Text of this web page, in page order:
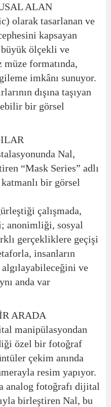
ALAN
olarak tasarlanan ve
kapsayan
büyük ölçekli ve
müze formatında,
imkânı sunuyor.
dışına taşıyan
bir görsel
Nal,
“Mask Series” adlı
bir görsel
çalışmada,
anonimliği, sosyal
gerçekliklere geçişi
insanların
ve
anda var
ARADA
manipülasyondan
özel bir fotoğraf
çekim anında
resim yapıyor.
analog fotoğrafı dijital
birleştiren Nal, bu